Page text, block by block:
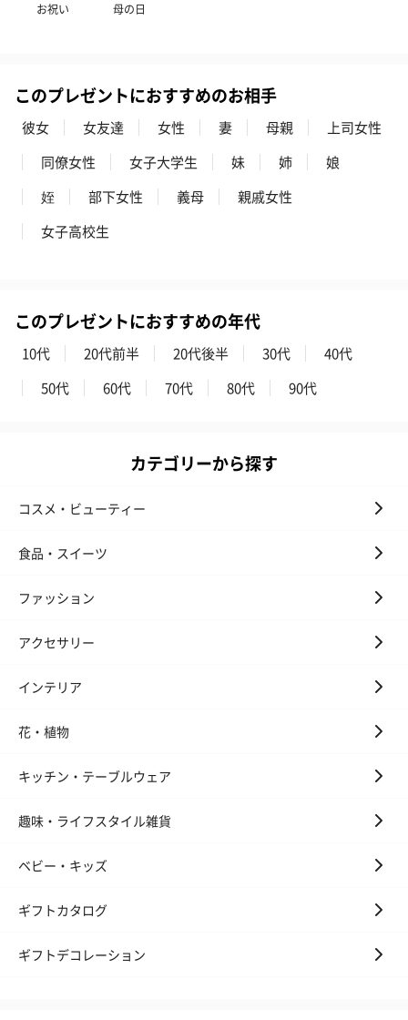
お祝い 母の日
このプレゼントにおすすめのお相手
彼女 女友達 女性 妻 母親
上司女性
同僚女性
女子大学生 妹 姉
娘
姪
部下女性 義母
親戚女性
女子高校生
このプレゼントにおすすめの年代
10代 20代前半 20代後半 30代
40代
50代
60代 70代 80代 90代
カテゴリーから探す
コスメ・ビューティー
食品・スイーツ
ファッション
アクセサリー
インテリア
花・植物
キッチン・テーブルウェア
趣味・ライフスタイル雑貨
ベビー・キッズ
ギフトカタログ
ギフトデコレーション